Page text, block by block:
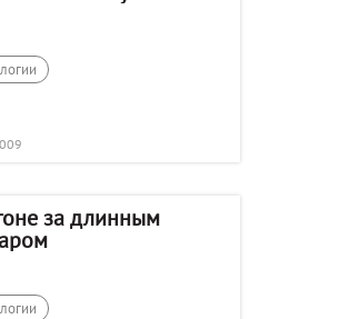
за длинным